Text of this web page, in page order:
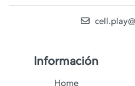
Información
Home